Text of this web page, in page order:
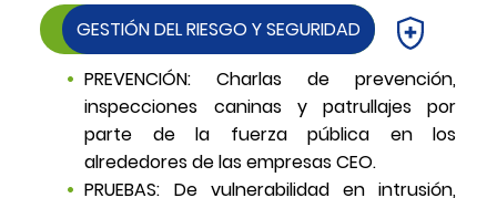
GESTIÓN DEL RIESGO Y SEGURIDAD
PREVENCIÓN: Charlas de prevención,
inspecciones caninas y patrullajes por
parte de la fuerza pública en los
alrededores de las empresas CEO.
PRUEBAS: De vulnerabilidad en intrusión,